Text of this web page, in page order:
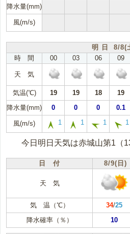
降水量(mm)
風(m/s)
明 日 8/8(
時 間
00 03 06 09
天 気
気温(℃) 19 19 18 19
降水量(mm)
0 0 0 0.1
風(m/s) 1 1 1 1
今日明日天気は赤城山第1（
日 付 8/9(日)
天 気
気 温（℃） 34/25
降水確率（％）
10